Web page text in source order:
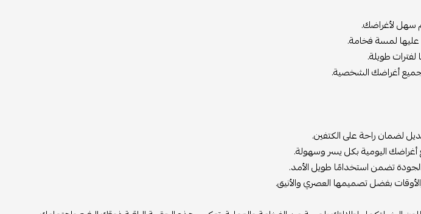
لأغراضك.
لمسة فخامة.
طويلة.
أغراضك الشخصية.
راحة على الكتفين.
اليومية بكل يسر وسهولة.
تضمن استخدامًا طويل الأمد.
بفضل تصميمها العصري والأنيق.